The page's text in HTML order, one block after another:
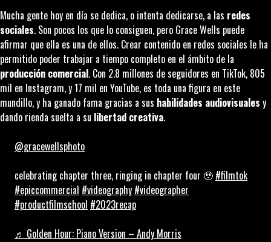
Mucha gente hoy en día se dedica, o intenta dedicarse, a las redes
sociales. Son pocos los que lo consiguen, pero Grace Wells puede
afirmar que ella es una de ellos. Crear contenido en redes sociales le ha
permitido poder trabajar a tiempo completo en el ámbito de la
producción comercial. Con 2.8 millones de seguidores en TikTok, 805
mil en Instagram, y 17 mil en YouTube, es toda una figura en este
mundillo, y ha ganado fama gracias a sus habilidades audiovisuales y
dando rienda suelta a su libertad creativa.
@gracewellsphoto
celebrating chapter three, ringing in chapter four 🥹 #filmtok
#epiccommercial #videography #videographer
#productfilmschool #2023recap
♬ Golden Hour: Piano Version – Andy Morris